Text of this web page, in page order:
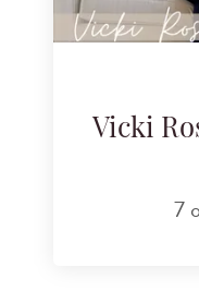
Vicki
7